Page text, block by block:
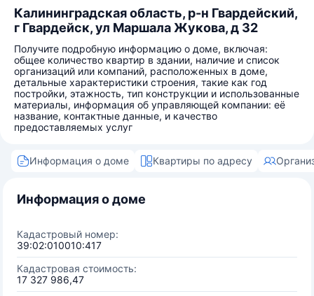
Калининградская область, р-н Гвардейский,
г Гвардейск, ул Маршала Жукова, д 32
Получите подробную информацию о доме, включая:
общее количество квартир в здании, наличие и список
организаций или компаний, расположенных в доме,
детальные характеристики строения, такие как год
постройки, этажность, тип конструкции и использованные
материалы, информация об управляющей компании: её
название, контактные данные, и качество
предоставляемых услуг
Информация о доме Квартиры по адресу
Информация о доме
Кадастровый номер:
39:02:010010:417
Кадастровая стоимость:
17 327 986,47